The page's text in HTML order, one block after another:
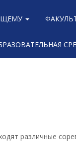
различные